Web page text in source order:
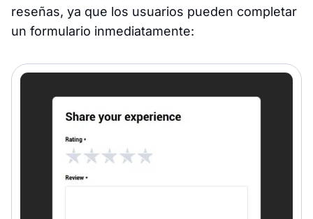
reseñas, ya que los usuarios pueden completar
un formulario inmediatamente: